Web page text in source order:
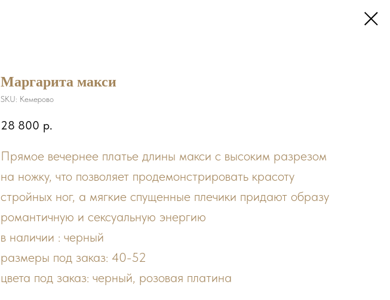
Маргарита макси
SKU: Кемерово
28 800 р.
Прямое вечернее платье длины макси с высоким разрезом
на ножку, что позволяет продемонстрировать красоту
стройных ног, а мягкие спущенные плечики придают образу
романтичную и сексуальную энергию
в наличии : черный
размеры под заказ: 40-52
цвета под заказ: черный, розовая платина